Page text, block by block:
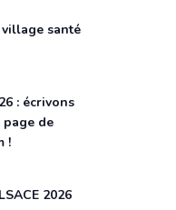
village santé
: écrivons
de
!
2026